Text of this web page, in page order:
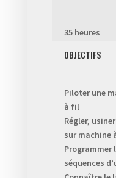
35 heures
OBJECTIFS
Piloter une
à fil
Régler,
sur machine
Programmer
séquences